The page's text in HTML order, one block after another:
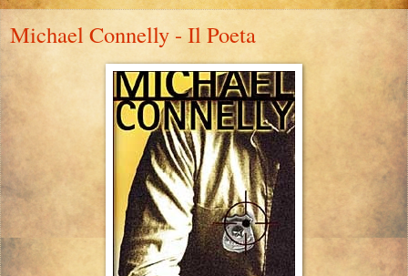
Michael Connelly - Il Poeta